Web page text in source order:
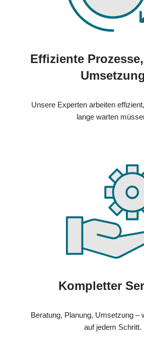
Effiziente
Umsetzung
Unsere Experten arbeiten
lange warten
Kompletter
Beratung, Planung, Umsetzung –
auf jedem Schritt.